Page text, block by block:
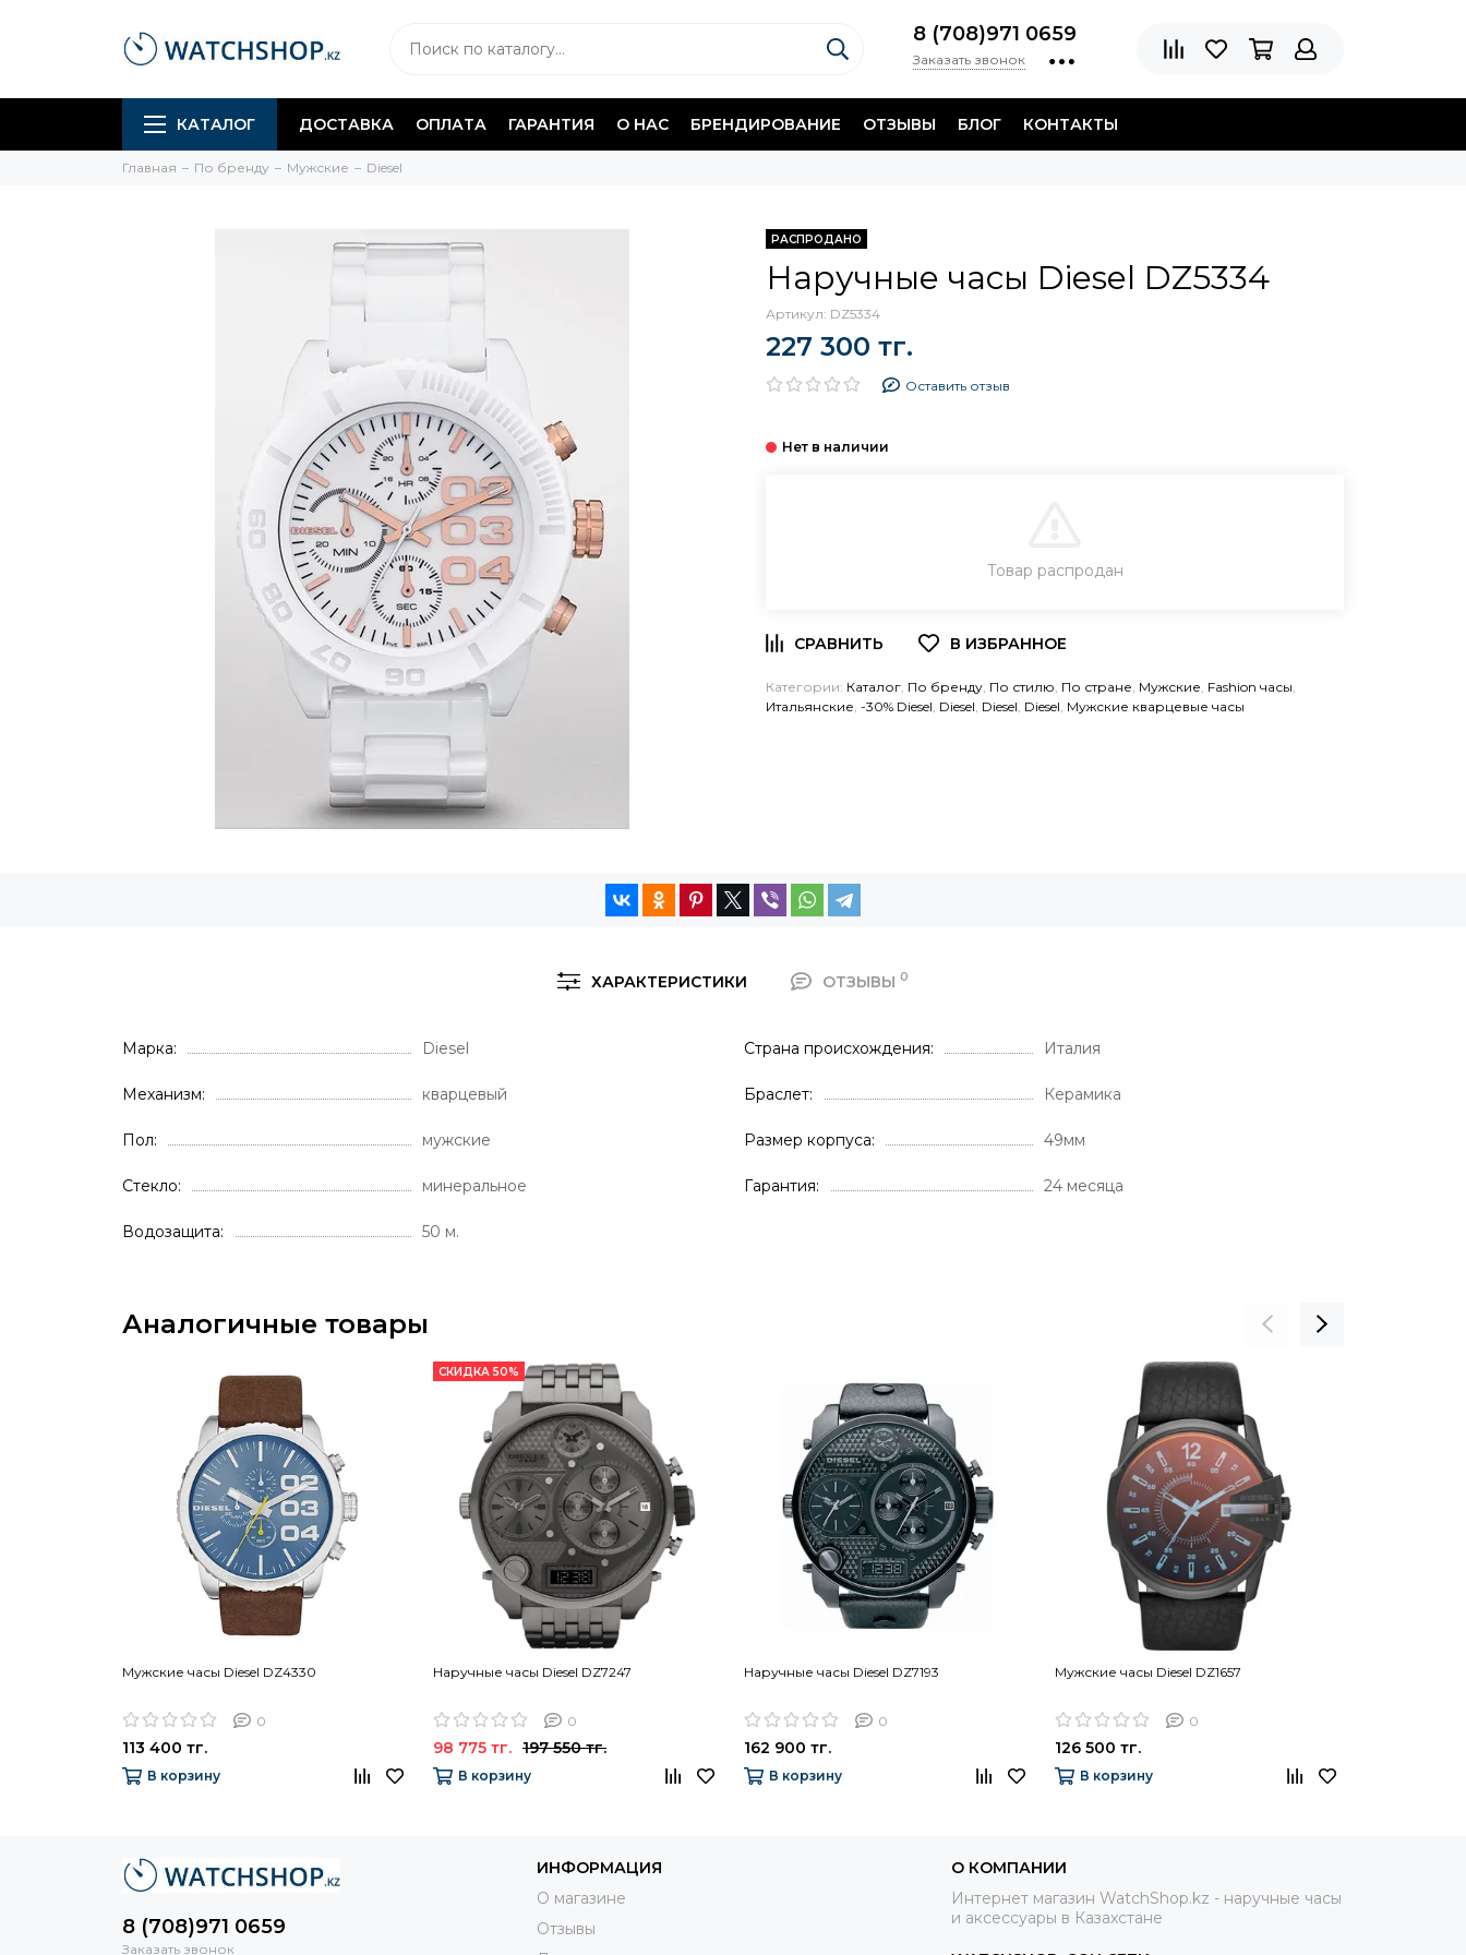
8 (708)971 0659
Заказать звонок
КАТАЛОГ ДОСТАВКА ОПЛАТА ГАРАНТИЯ О НАС БРЕНДИРОВАНИЕ ОТЗЫВЫ БЛОГ КОНТАКТЫ
Главная По бренду Мужские Diesel
РАСПРОДАНО
Наручные часы Diesel DZ5334
Артикул: DZ5334
227 300 тг.
Оставить отзыв
ЗАКАЗ В ОДИН КЛИК
Товар распродан
Категории: Каталог По бренду По стилю По стране Мужские Fashion часы
Итальянские -30% Diesel Diesel Diesel Diesel Мужские кварцевые часы
ХАРАКТЕРИСТИКИ ОТЗЫВЫ 0
Марка Diesel
Механизм кварцевый
Пол мужские
Стекло минеральное
Водозащита 50 м.
Страна происхождения Италия
Браслет Керамика
Размер корпуса 49мм
Гарантия 24 месяца
Аналогичные товары
Мужские часы Diesel DZ4330
0
113 400 тг.
В корзину
СКИДКА 50%
Наручные часы Diesel DZ7247
0
98 775 тг. 197 550 тг.
В корзину
Наручные часы Diesel DZ7193
0
162 900 тг.
В корзину
Мужские часы Diesel DZ1657
0
126 500 тг.
В корзину
8 (708)971 0659
Заказать звонок
ИНФОРМАЦИЯ
О магазине
Отзывы
О КОМПАНИИ
Интернет магазин WatchShop.kz - наручные часы
и аксессуары в Казахстане